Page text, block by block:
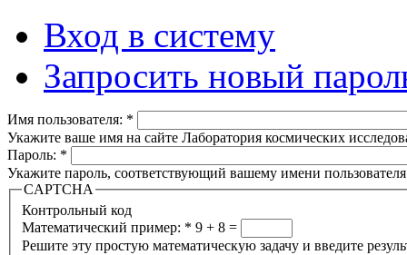
Вход в систему
Запросить новый
Имя пользователя: *
Укажите ваше имя на сайте Лаборатория космических
Пароль: *
Укажите пароль, соответствующий вашему имени
CAPTCHA
Контрольный код
Математический пример: * 9 + 8 =
Решите эту простую математическую задачу и введите